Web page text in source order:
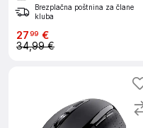
Brezplačna poštnina za člane
kluba
2799 €
34,99 €